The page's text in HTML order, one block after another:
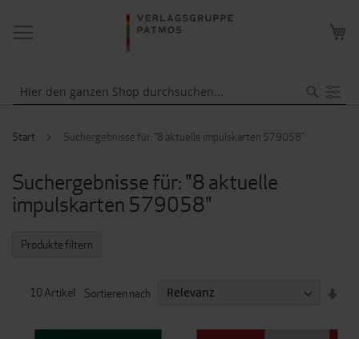
NAVIGATION
UMSCHALTEN
Start Suchergebnisse für: "8 aktuelle impulskarten 579058"
Suchergebnisse für: "8 aktuelle
impulskarten 579058"
10 Artikel Sortieren nach
Produkte filtern